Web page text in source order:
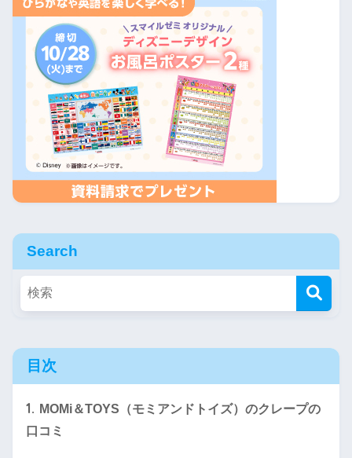
Search
目次
1. MOMi＆TOYS（モミアンドトイズ）のクレープの
口コミ